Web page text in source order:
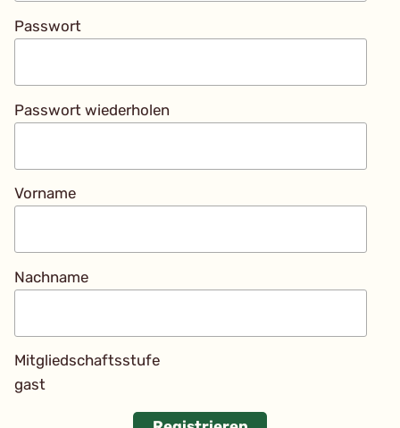
Passwort
Passwort wiederholen
Vorname
Nachname
Mitgliedschaftsstufe
gast